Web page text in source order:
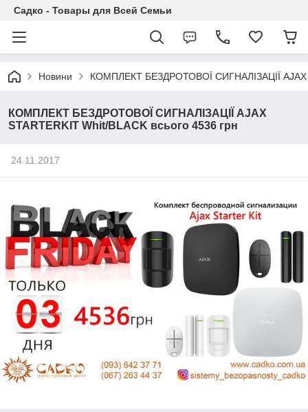
Садко - Товары для Всей Семьи
Новини КОМПЛЕКТ БЕЗДРОТОВОЇ СИГНАЛІЗАЦІЇ AJAX
КОМПЛЕКТ БЕЗДРОТОВОЇ СИГНАЛІЗАЦІЇ AJAX
STARTERKIT Whit/BLACK всього 4536 грн
24.11.2017